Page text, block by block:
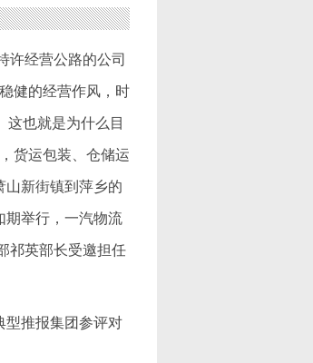
许经营公路的公司
健的经营作风，时
这也就是为什么目
货运包装、仓储运
山新街镇到萍乡的
期举行，一汽物流
祁英部长受邀担任
推报集团参评对